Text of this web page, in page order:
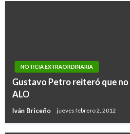
NOTICIA EXTRAORDINARIA
Gustavo Petro reiteró que
ALO
Iván Briceño jueves febrero 2, 2012